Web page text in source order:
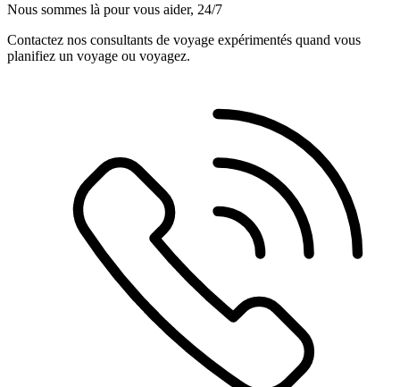
Nous sommes là pour vous aider, 24/7
Contactez nos consultants de voyage expérimentés quand vous
planifiez un voyage ou voyagez.